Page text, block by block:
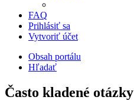
FAQ
Prihlásiť sa
Vytvoriť účet
Obsah portálu
Hľadať
Často kladené otázky